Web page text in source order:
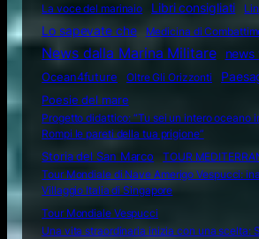
La voce del marinaio
Libri consigliati
Lo sapevate che Medicina di
News dalla Marina Militare
news
Ocean4future
Oltre Gli Orizzonti
Poesie del mare
Progetto didattico: “Tu sei un intero oceano
Rompi le pareti della tua prigione”
Storia del San Marco
TOUR
Tour Mondiale di Nave Amerigo Vespucci:
Villaggio Italia di Singapore
Tour Mondiale Vespucci
Una vita straordinaria inizia con una scelta: